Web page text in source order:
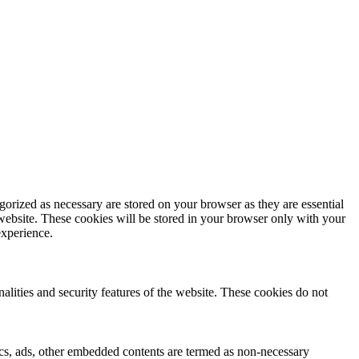
as necessary are stored on your browser as they are essential
These cookies will be stored in your browser only with your
and security features of the website. These cookies do not
other embedded contents are termed as non-necessary